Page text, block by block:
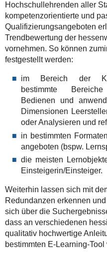
Hochschullehrenden aller
kompetenzorientierte und
Qualifizierungsangeboten
Trendbewertung der
vornehmen. So können
festgestellt werden:
im Bereich der
bestimmte
Bedienen und
Dimensionen
oder Analysieren und
in bestimmten
angeboten (bspw.
die meisten
Einsteigerin/Einsteiger.
Weiterhin lassen sich mit
Redundanzen erkennen
sich über die
dass an verschiedenen
qualitativ hochwertige
bestimmten E-Learning-Tool